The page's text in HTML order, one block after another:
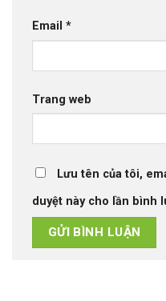
Email *
Trang web
Lưu tên của tôi,
duyệt này cho lần bình